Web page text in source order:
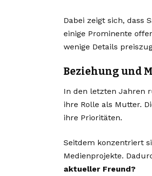
Dabei zeigt sich, dass
einige Prominente
wenige Details
Beziehung und
In den letzten Jahren
ihre Rolle als Mutter.
ihre Prioritäten.
Seitdem konzentriert
Medienprojekte.
aktueller Freund?